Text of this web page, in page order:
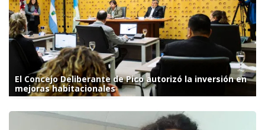
El Concejo Deliberante de Pico autorizó la inversión en
mejoras habitacionales